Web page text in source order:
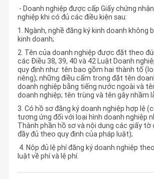
- Doanh nghiệp được cấp Giấy chứng
nghiệp khi có đủ các điều kiện sau:
1. Ngành, nghề đăng ký kinh doanh không
kinh doanh;
2. Tên của doanh nghiệp được đặt theo
các Điều 38, 39, 40 và 42 Luật Doanh
quy định như: tên bao gồm hai thành tố
riêng); những điều cấm trong đặt tên
doanh nghiệp bằng tiếng nước ngoài và
doanh nghiệp; tên trùng và tên gây nhầm
3. Có hồ sơ đăng ký doanh nghiệp hợp lệ
tương ứng đối với loại hình doanh nghiệp
Thành phần hồ sơ và nội dung các giấy tờ
đầy đủ theo quy định của pháp luật);
4. Nộp đủ lệ phí đăng ký doanh nghiệp
luật về phí và lệ phí.